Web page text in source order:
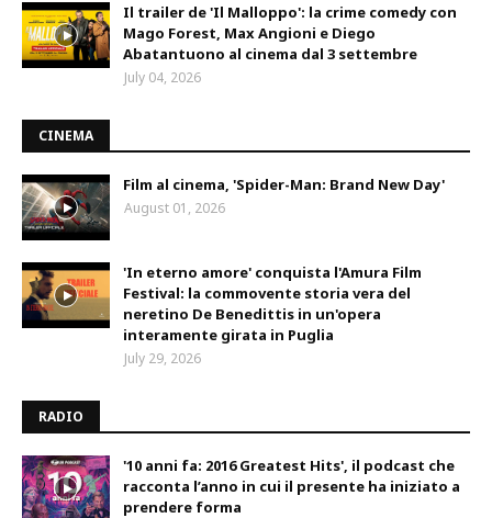
Il trailer de 'Il Malloppo': la crime comedy con
Mago Forest, Max Angioni e Diego
Abatantuono al cinema dal 3 settembre
July 04, 2026
CINEMA
Film al cinema, 'Spider-Man: Brand New Day'
August 01, 2026
'In eterno amore' conquista l'Amura Film
Festival: la commovente storia vera del
neretino De Benedittis in un'opera
interamente girata in Puglia
July 29, 2026
RADIO
'10 anni fa: 2016 Greatest Hits', il podcast che
racconta l’anno in cui il presente ha iniziato a
prendere forma